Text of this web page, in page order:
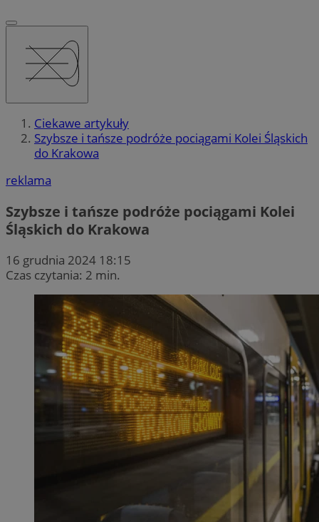
Ciekawe artykuły
Szybsze i tańsze podróże pociągami Kolei Śląskich
do Krakowa
reklama
Szybsze i tańsze podróże pociągami Kolei
Śląskich do Krakowa
16 grudnia 2024 18:15
Czas czytania: 2 min.